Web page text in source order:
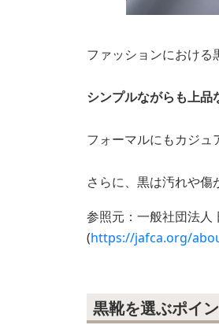
ファッションにおける
シンプルながらも上品
フォーマルにもカジュ
さらに、黒は汚れや傷
参照元：一般社団法人
(https://jafca.org/
黒靴を選ぶポイ